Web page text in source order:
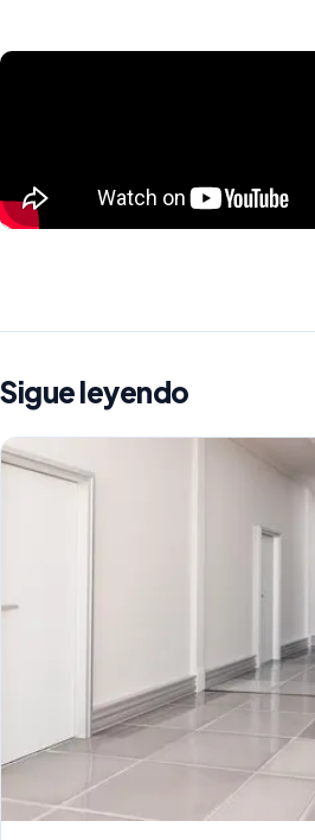
Sigue leyendo